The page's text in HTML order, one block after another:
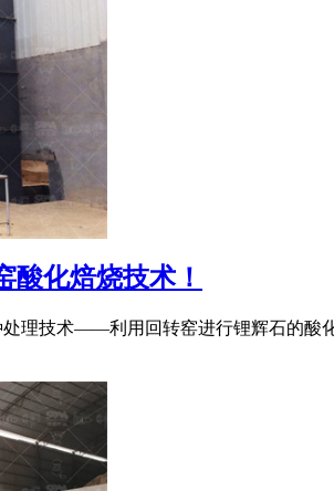
化焙烧技术！
理技术——利用回转窑进行锂辉石的酸